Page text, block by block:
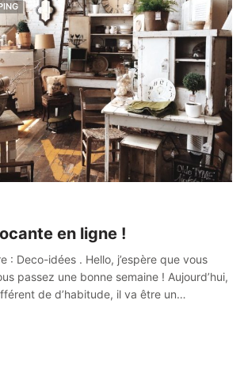
en ligne !
: Deco-idées . Hello, j’espère que vous
passez une bonne semaine ! Aujourd’hui,
de d’habitude, il va être un…